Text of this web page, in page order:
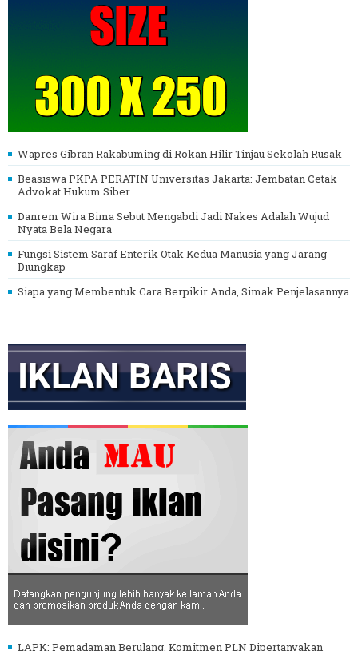
Wapres Gibran Rakabuming di Rokan Hilir Tinjau Sekolah Rusak
Beasiswa PKPA PERATIN Universitas Jakarta: Jembatan Cetak
Advokat Hukum Siber
Danrem Wira Bima Sebut Mengabdi Jadi Nakes Adalah Wujud
Nyata Bela Negara
Fungsi Sistem Saraf Enterik Otak Kedua Manusia yang Jarang
Diungkap
Siapa yang Membentuk Cara Berpikir Anda, Simak Penjelasannya
LAPK: Pemadaman Berulang, Komitmen PLN Dipertanyakan